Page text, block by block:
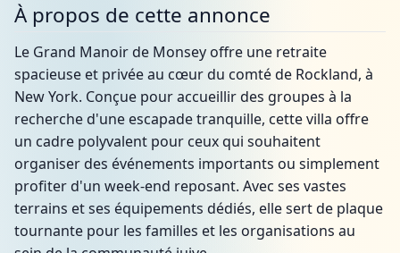
À propos de cette annonce
Le Grand Manoir de Monsey offre une retraite
spacieuse et privée au cœur du comté de Rockland, à
New York. Conçue pour accueillir des groupes à la
recherche d'une escapade tranquille, cette villa offre
un cadre polyvalent pour ceux qui souhaitent
organiser des événements importants ou simplement
profiter d'un week-end reposant. Avec ses vastes
terrains et ses équipements dédiés, elle sert de plaque
tournante pour les familles et les organisations au